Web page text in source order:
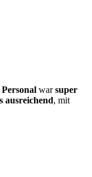
Personal warsuper
ausreichend, mit